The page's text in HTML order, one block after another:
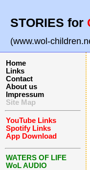
STORIES for
(www.wol-
Home
Links
Contact
About us
Impressum
Site Map
YouTube Links
Spotify Links
App Download
WATERS OF LIFE
WoL AUDIO